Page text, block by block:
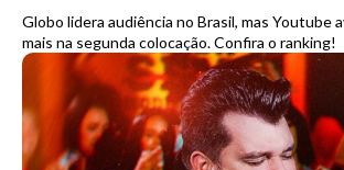
Globo lidera audiência no Brasil, mas Youtube
mais na segunda colocação. Confira o ranking!